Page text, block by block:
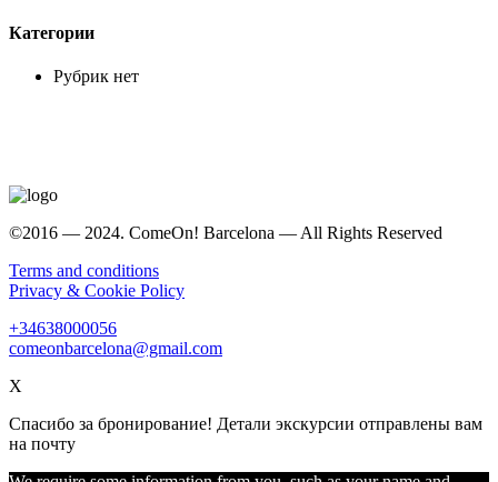
Категории
Рубрик нет
©2016 — 2024. ComeOn! Barcelona — All Rights Reserved
Terms and conditions
Privacy & Cookie Policy
+34638000056
comeonbarcelona@gmail.com
X
Спасибо за бронирование! Детали экскурсии отправлены вам
на почту